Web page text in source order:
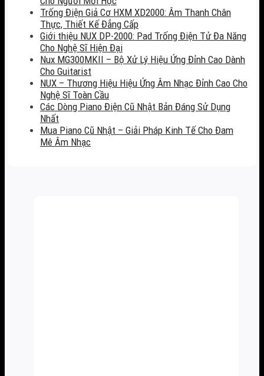
Trống Điện Giả Cơ HXM XD2000: Âm Thanh Chân
Thực, Thiết Kế Đẳng Cấp
Giới thiệu NUX DP-2000: Pad Trống Điện Tử Đa Năng
Cho Nghệ Sĩ Hiện Đại
Nux MG300MKII – Bộ Xử Lý Hiệu Ứng Đỉnh Cao Dành
Cho Guitarist
NUX – Thương Hiệu Hiệu Ứng Âm Nhạc Đỉnh Cao Cho
Nghệ Sĩ Toàn Cầu
Các Dòng Piano Điện Cũ Nhật Bản Đáng Sử Dụng
Nhất
Mua Piano Cũ Nhật – Giải Pháp Kinh Tế Cho Đam
Mê Âm Nhạc